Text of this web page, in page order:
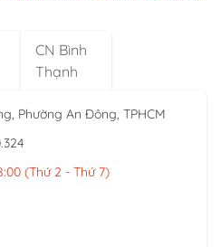
CN Bình
Thạnh
Phường An Đông, TPHCM
(Thứ 2 - Thứ 7)